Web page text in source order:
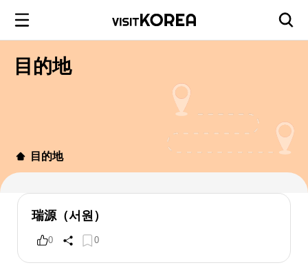
目的地
目的地
瑞源（서원）
0 0